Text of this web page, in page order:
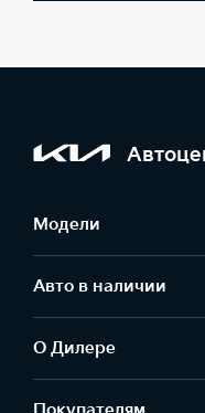
Модели
Авто в наличии
О Дилере